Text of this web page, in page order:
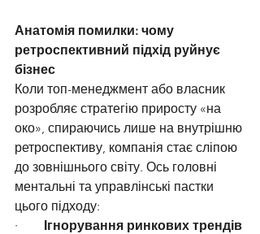
Анатомія помилки: чому
ретроспективний підхід руйнує
бізнес
Коли топ-менеджмент або власник
розробляє стратегію приросту «на
око», спираючись лише на внутрішню
ретроспективу, компанія стає сліпою
до зовнішнього світу. Ось головні
ментальні та управлінські пастки
цього підходу:
· Ігнорування ринкових трендів